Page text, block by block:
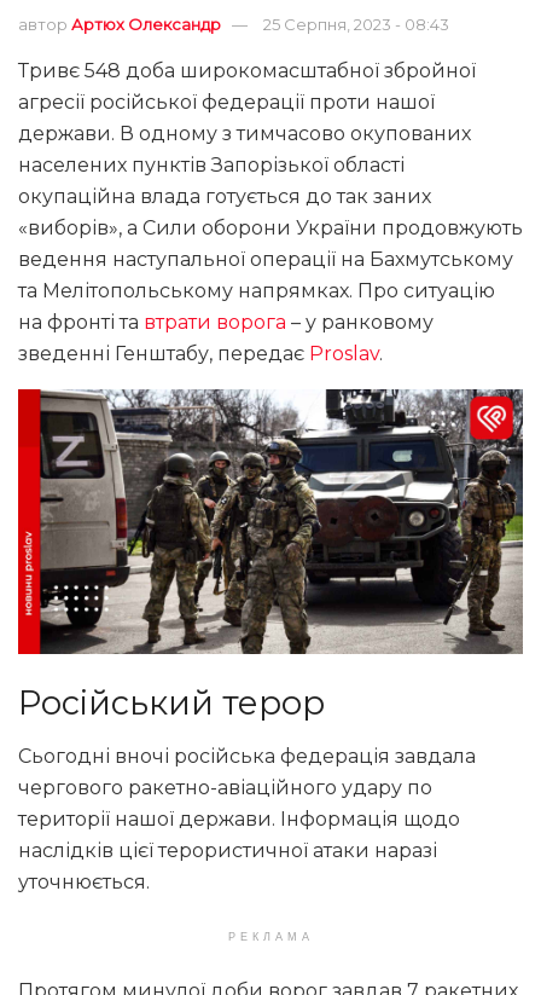
автор Артюх Олександр 25 Серпня, 2023 - 08:43
Тривє 548 доба широкомасштабної збройної
агресії російської федерації проти нашої
держави. В одному з тимчасово окупованих
населених пунктів Запорізької області
окупаційна влада готується до так заних
«виборів», а Сили оборони України продовжують
ведення наступальної операції на Бахмутському
та Мелітопольському напрямках. Про ситуацію
на фронті та втрати ворога – у ранковому
зведенні Генштабу, передає Proslav.
Російський терор
Сьогодні вночі російська федерація завдала
чергового ракетно-авіаційного удару по
території нашої держави. Інформація щодо
наслідків цієї терористичної атаки наразі
уточнюється.
РЕКЛАМА